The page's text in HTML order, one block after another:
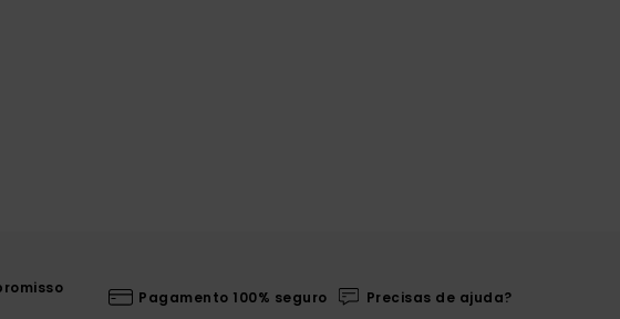
Pagamento 100% seguro Precisas de ajuda?